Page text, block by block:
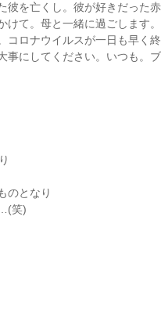
彼を亡くし。彼が好きだった赤
て。母と一緒に過ごします。
コロナウイルスが一日も早く終
事にしてください。いつも。ブ
のとなり
笑)